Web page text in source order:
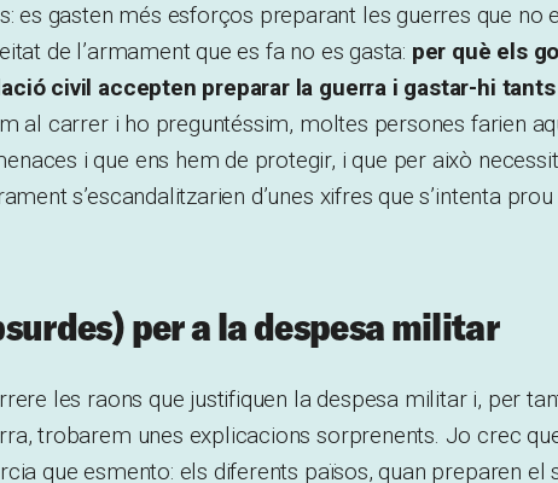
es gasten més esforços preparant les guerres que no
de l’armament que es fa no es gasta: per què els
civil accepten preparar la guerra i gastar-hi
al carrer i ho preguntéssim, moltes persones farien
i que ens hem de protegir, i que per això
s’escandalitzarien d’unes xifres que s’intenta
per a la despesa militar
les raons que justifiquen la despesa militar i, per
trobarem unes explicacions sorprenents. Jo crec
que esmento: els diferents països, quan preparen el